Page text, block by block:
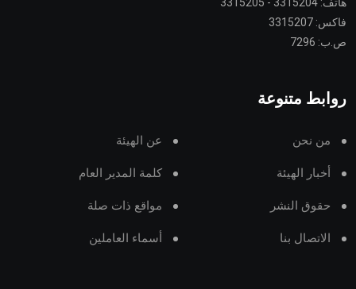
فاكس: 3315207
ص.ب: 7296
روابط متنوعة
من نحن عن الهيئة
أخبار الهيئة كلمة المدير العام
حقوق النشر مواقع ذات صلة
الاتصال بنا أسماء العاملين